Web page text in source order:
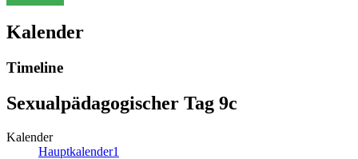
Kalender
Timeline
Sexualpädagogischer Tag 9c
Kalender
Hauptkalender1